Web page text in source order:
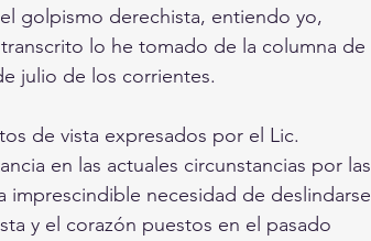
golpismo derechista, entiendo yo,
lo he tomado de la columna de
julio de los corrientes.
de vista expresados por el Lic.
en las actuales circunstancias por las
imprescindible necesidad de deslindarse
y el corazón puestos en el pasado